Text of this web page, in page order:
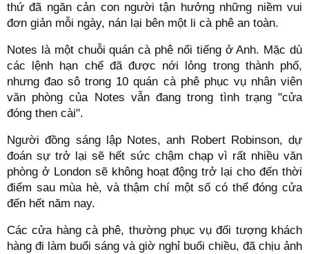
thứ đã ngăn cản con người tận hưởng những niềm vui
đơn giản mỗi ngày, nán lại bên một li cà phê an toàn.
Notes là một chuỗi quán cà phê nổi tiếng ở Anh. Mặc dù
các lệnh hạn chế đã được nới lỏng trong thành phố,
nhưng đao sô trong 10 quán cà phê phục vụ nhân viên
văn phòng của Notes vẫn đang trong tình trạng "cửa
đóng then cài".
Người đồng sáng lập Notes, anh Robert Robinson, dự
đoán sự trở lại sẽ hết sức chậm chạp vì rất nhiều văn
phòng ở London sẽ không hoạt động trở lại cho đến thời
điểm sau mùa hè, và thậm chí một số có thể đóng cửa
đến hết năm nay.
Các cửa hàng cà phê, thường phục vụ đối tượng khách
hàng đi làm buổi sáng và giờ nghỉ buổi chiều, đã chịu ảnh